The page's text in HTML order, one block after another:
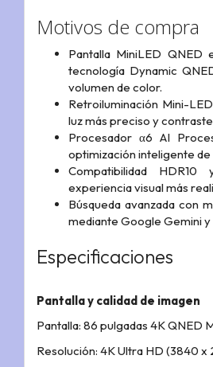
Motivos de compra
Pantalla MiniLED
tecnología Dynamic
volumen de color.
Retroiluminación Mini-
luz más preciso y
Procesador α6 AI
optimización inteligente de
Compatibilidad
experiencia visual más
Búsqueda avanzada con
mediante Google Gemini
Especificaciones
Pantalla y calidad de imagen
Pantalla: 86 pulgadas 4K QNED
Resolución: 4K Ultra HD (3840 x